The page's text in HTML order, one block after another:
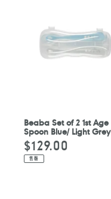
Beaba Set of 2 1st Age
Spoon Blue/ Light Grey
定
價
$129.00
售罄